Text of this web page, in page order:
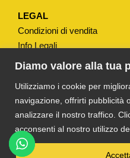
Diamo valore alla tua
Utilizziamo i cookie per
navigazione, offrirti pubblicità
analizzare il nostro traffico.
acconsenti al nostro utilizzo
LEGAL
Condizioni di vendita
Info Legali
Note Legali
TS DACOM S.R.L.